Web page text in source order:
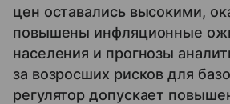
цен оставались высокими,
повышены инфляционные
населения и прогнозы
за возросших рисков для
регулятор допускает